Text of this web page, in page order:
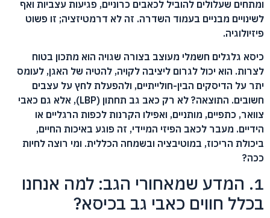
ומתחים שעלולים להוביל לכאבים כרוניים, פגיעות עצביות ואף
לשינויים מבניים בעמוד השדרה. זה לא דרמטיזציה; זו פשוט
פיזיולוגיה.
כיסא גלגלים חשמלי מעוצב בצורה שגויה הוא מתכון בטוח
לצרות. הוא יכול לגרום ליציבה לקויה, להטיה של האגן, לעומס
יתר על הדיסקים הבין-חולייתיים, ולהפעלת לחץ על עצבים
חשובים. התוצאה? לא רק כאב גב תחתון (LBP), אלא גם כאבי
צוואר, כתפיים, מותניים, ואפילו הקרנות לכפות הרגליים או
הידיים. מעבר לכאב הפיזי המיידי, זה פוגע באיכות החיים,
ביכולת הריכוז, במוטיבציה ובשמחה הכללית. ומי רוצה לחיות
ככה?
1. המדע שמאחורי הגב: למה אנחנו
בכלל חווים כאבי גב בכיסא?